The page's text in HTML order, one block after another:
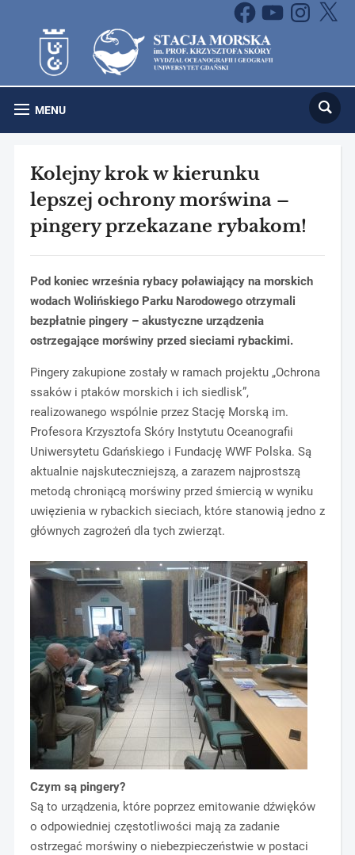
FacebookYouTubeInstagram
X
MENU
Kolejny krok w kierunku
lepszej ochrony morświna –
pingery przekazane rybakom!
Pod koniec września rybacy poławiający na morskich
wodach Wolińskiego Parku Narodowego otrzymali
bezpłatnie pingery – akustyczne urządzenia
ostrzegające morświny przed sieciami rybackimi.
Pingery zakupione zostały w ramach projektu „Ochrona
ssaków i ptaków morskich i ich siedlisk”,
realizowanego wspólnie przez Stację Morską im.
Profesora Krzysztofa Skóry Instytutu Oceanografii
Uniwersytetu Gdańskiego i Fundację WWF Polska. Są
aktualnie najskuteczniejszą, a zarazem najprostszą
metodą chroniącą morświny przed śmiercią w wyniku
uwięzienia w rybackich sieciach, które stanowią jedno z
głównych zagrożeń dla tych zwierząt.
Czym są pingery?
Są to urządzenia, które poprzez emitowanie dźwięków
o odpowiedniej częstotliwości mają za zadanie
ostrzegać morświny o niebezpieczeństwie w postaci